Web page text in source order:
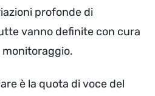
profonde di
vanno definite con cura
monitoraggio.
è la quota di voce del